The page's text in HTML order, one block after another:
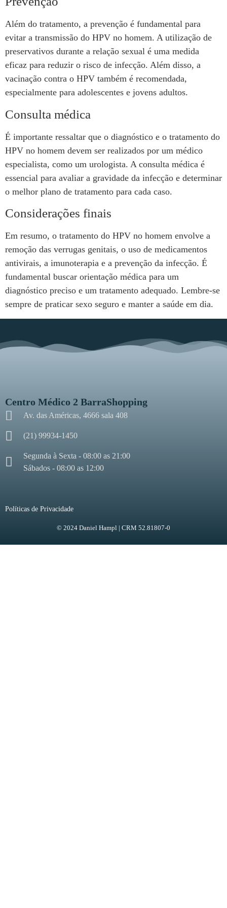
Além do tratamento, a prevenção é fundamental para
evitar a transmissão do HPV no homem. A utilização de
preservativos durante a relação sexual é uma medida
eficaz para reduzir o risco de infecção. Além disso, a
vacinação contra o HPV também é recomendada,
especialmente para adolescentes e jovens adultos.
Consulta médica
É importante ressaltar que o diagnóstico e o tratamento do
HPV no homem devem ser realizados por um médico
especialista, como um urologista. A consulta médica é
essencial para avaliar a gravidade da infecção e determinar
o melhor plano de tratamento para cada caso.
Considerações finais
Em resumo, o tratamento do HPV no homem envolve a
remoção das verrugas genitais, o uso de medicamentos
antivirais, a imunoterapia e a prevenção da infecção. É
fundamental buscar orientação médica para um
diagnóstico preciso e um tratamento adequado. Lembre-se
sempre de praticar sexo seguro e manter a saúde em dia.
Centro Médico 2 BarraShopping
Av. das Américas, 4666 sala 408
(21) 99934-1450
Segunda à Sexta - 08:00 as 21:00
Sábados - 08:00 as 12:00
Políticas de Privacidade
© 2024 Daniel Hampl | CRM 52.81807-0